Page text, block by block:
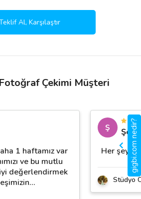
Al, Karşılaştır
Çekimi Müşteri
1 haftamız var
ve bu mutlu
değerlendirmek
…
Ş
Her şey
Stüdyo
gigbi.com nedir?